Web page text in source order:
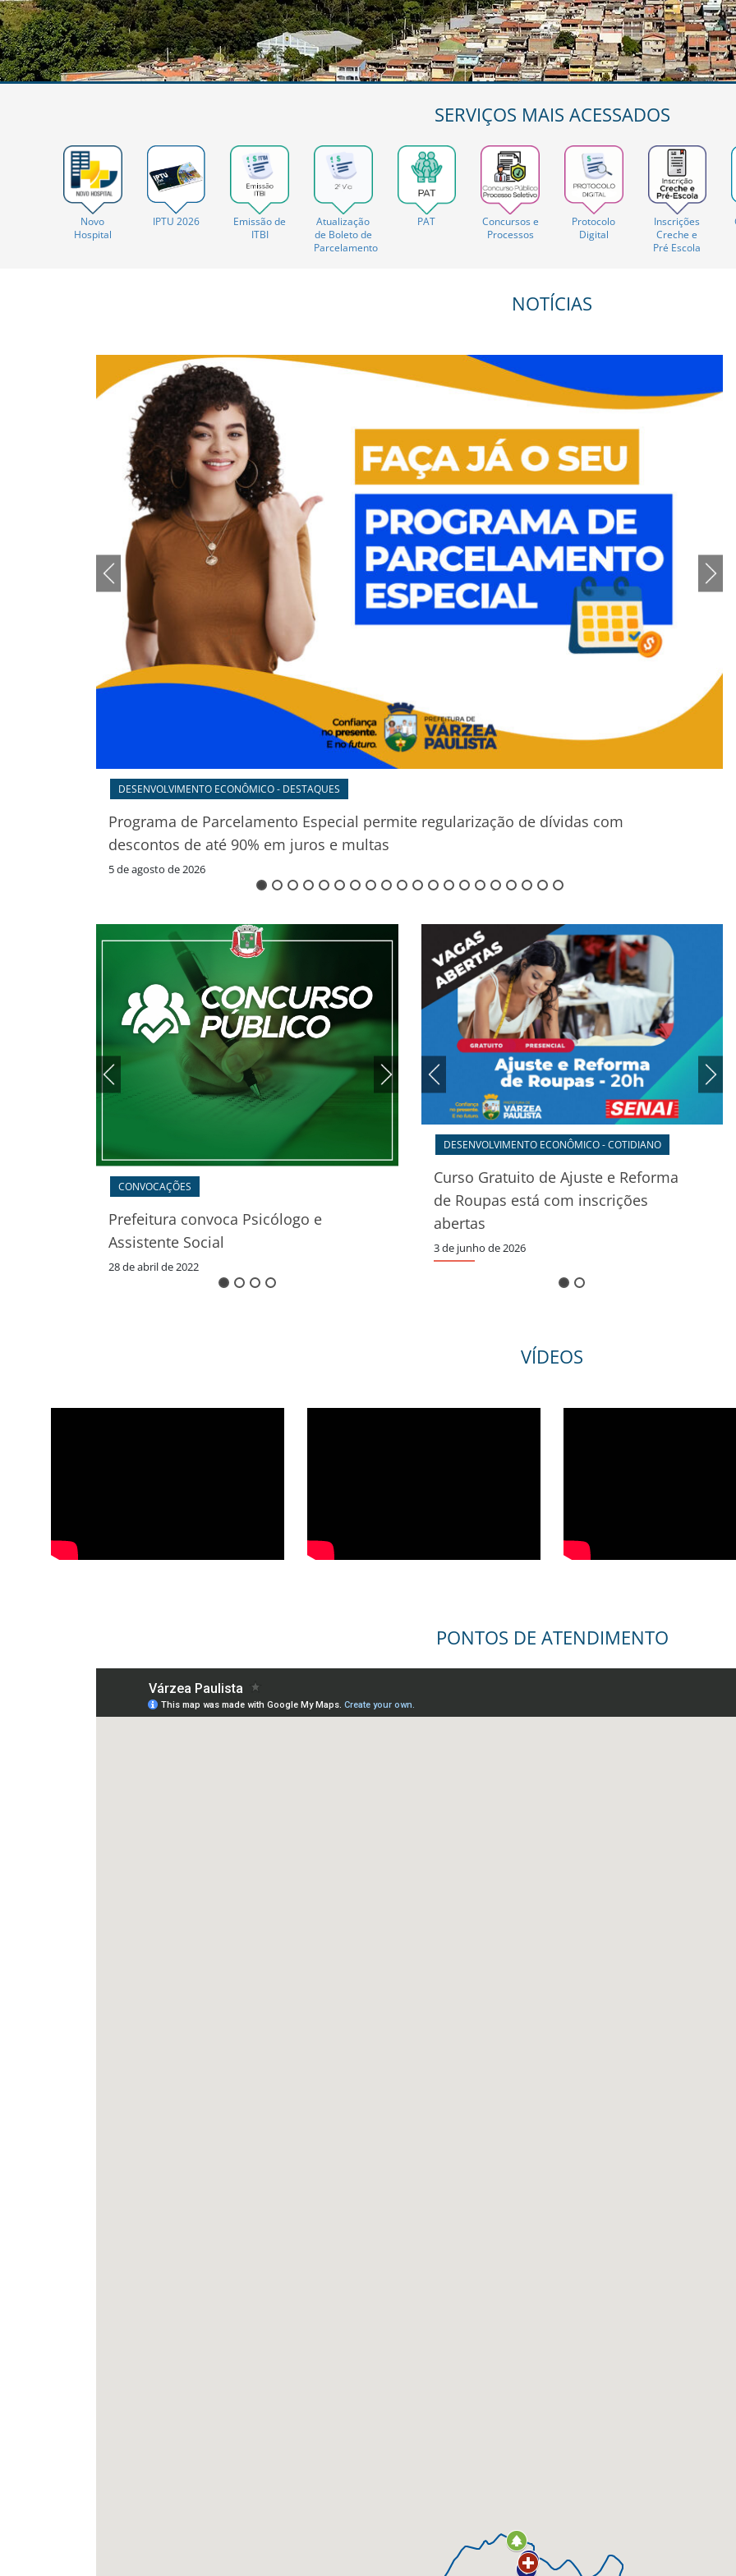
SERVIÇOS MAIS ACESSADOS
Novo
Hospital
IPTU 2026
Emissão de
ITBI
Atualização
de Boleto de
Parcelamento
PAT
Concursos e
Processos
Protocolo
Digital
Inscrições
Creche e
Pré Escola
NOTÍCIAS
CULTURA E TURISMO - DESTAQUES
Balaio de Leituras propõe clube de leitura para pessoas idosas no CCPI de Várzea
Paulista
2 de julho de 2026
CONVOCAÇÕES
Convocação Professores — diversas
especialidades
1 de fevereiro de 2022
CONVOCAÇÕES
Prefeitura convoca Assistentes de
Alfabetização
25 de janeiro de 2022
1
DESENVOLVIMENTO ECONÔMICO - COTIDIANO
Curso Gratuito de Ajuste e Reforma
de Roupas está com inscrições
abertas
3 de junho de 2026
EDUCAÇÃO - COTIDIANO
Veja os cardápios de alimentação
escolar de junho
1 de junho de 2026
VÍDEOS
PONTOS DE ATENDIMENTO